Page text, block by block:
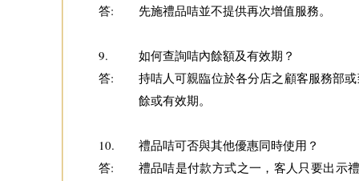
答:
先施禮品咭並不提供再次增值服務。
9.
如何查詢咭內餘額及有效期？
答:
持咭人可親臨位於各分店之顧客服務部
餘或有效期。
10.
禮品咭可否與其他優惠同時使用？
答:
禮品咭是付款方式之一，客人只要出示